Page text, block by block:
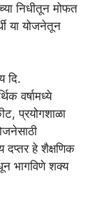
निधीतून मोफत
या योजनेतून
दि.
वर्षामध्ये
प्रयोगशाळा
दप्तर हे शैक्षणिक
भागविणे शक्य